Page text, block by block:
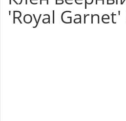
'Royal Garnet'